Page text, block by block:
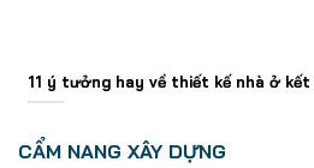
11 ý tưởng hay về thiết kế nhà ở
CẨM NANG XÂY DỰNG